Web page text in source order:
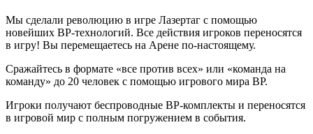
Мы сделали революцию в игре Лазертаг с помощью
новейших ВР-технологий. Все действия игроков переносятся
в игру! Вы перемещаетесь на Арене по-настоящему.
Сражайтесь в формате «все против всех» или «команда на
команду» до 20 человек с помощью игрового мира ВР.
Игроки получают беспроводные ВР-комплекты и переносятся
в игровой мир с полным погружением в события.